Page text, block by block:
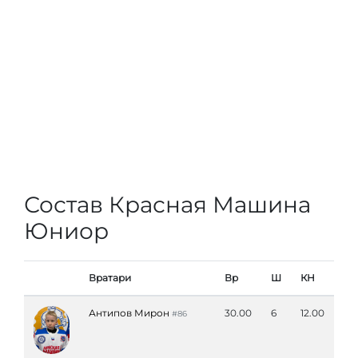
Состав Красная Машина
Юниор
Вратари Вр Ш КН
Антипов Мирон #86 30.00 6 12.00